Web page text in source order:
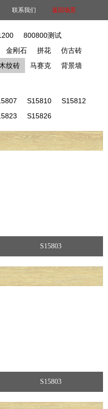
联系我们 返回场景
800800测试
金刚石 拼花
仿古砖
木纹砖 马赛克
背景墙
S15810
S15812
S15826
S15803
S15803